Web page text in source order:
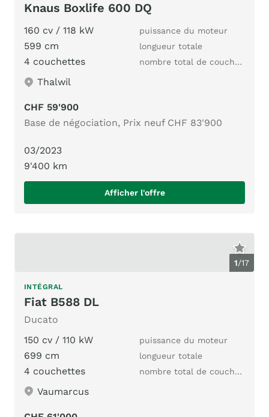
Knaus Boxlife 600 DQ
160 cv / 118 kW puissance du moteur
599 cm longueur totale
4 couchettes nombre total de couchages
Thalwil
CHF 59'900
Base de négociation, Prix neuf CHF 83'900
03/2023
9'400 km
Afficher l'offre
1/17
INTÉGRAL
Fiat B588 DL
Ducato
150 cv / 110 kW
puissance du moteur
699 cm longueur totale
4 couchettes nombre total de couchages
Vaumarcus